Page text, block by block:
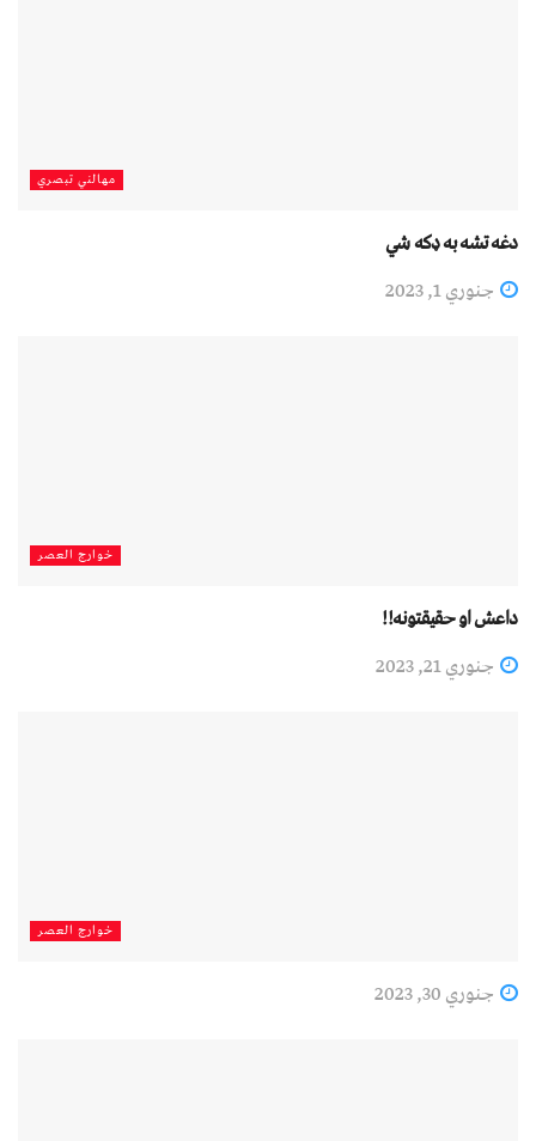
مهالني تبصري
دغه تشه به ډکه شي
جنوري 1, 2023
خوارج العصر
داعش او حقيقتونه!!
جنوري 21, 2023
خوارج العصر
جنوري 30, 2023